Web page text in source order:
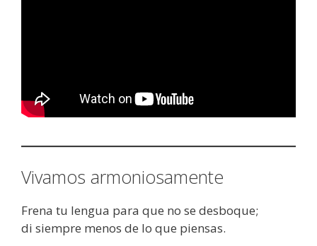
Vivamos armoniosamente
Frena tu lengua para que no se desboque;
di siempre menos de lo que piensas.